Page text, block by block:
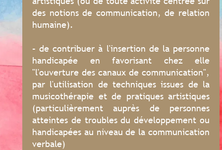
des notions de communication, de relation
humaine).
- de contribuer à l'insertion de la personne
handicapée en favorisant chez elle
"l'ouverture des canaux de communication",
par l'utilisation de techniques issues de la
musicothérapie et de pratiques artistiques
(particulièrement auprès de personnes
atteintes de troubles du développement ou
handicapées au niveau de la communication
verbale)